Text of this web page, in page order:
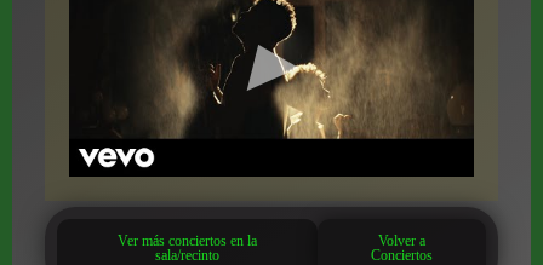
Ver más conciertos en la
sala/recinto
Volver a
Conciertos